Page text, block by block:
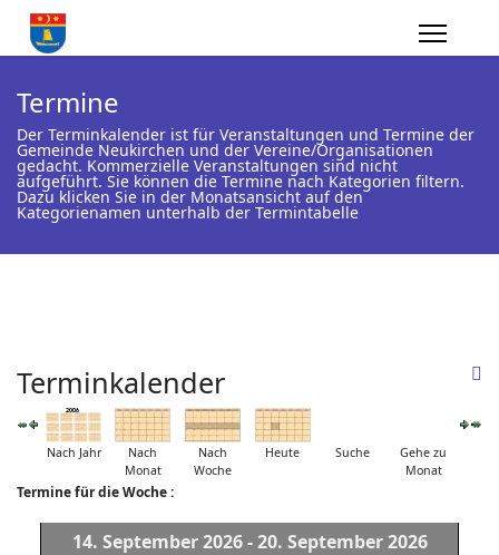
Termine
Der Terminkalender ist für Veranstaltungen und Termine der
Gemeinde Neukirchen und der Vereine/Organisationen
gedacht. Kommerzielle Veranstaltungen sind nicht
aufgeführt. Sie können die Termine nach Kategorien filtern.
Dazu klicken Sie in der Monatsansicht auf den
Kategorienamen unterhalb der Termintabelle
Terminkalender
Nach Jahr
Nach
Monat
Nach
Woche
Heute Suche
Gehe zu
Monat
Termine für die Woche :
14. September 2026 - 20. September 2026